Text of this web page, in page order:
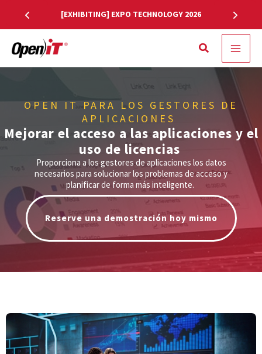
al
contenido
[EXHIBITING] EXPO TECHNOLOGY 2026
Buscar
OPEN IT PARA LOS GESTORES DE
APLICACIONES
Mejorar el acceso a las aplicaciones y el
uso de licencias
Proporciona a los gestores de aplicaciones los datos
necesarios para solucionar los problemas de acceso y
planificar de forma más inteligente.
Reserve una demostración hoy mismo